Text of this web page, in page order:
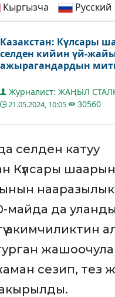
Кыргызча Русский
Казакстан: Күлсары
селден кийин үй-
ажырагандардын
Журналист: ЖАҢЫЛ
21.05.2024, 10:05 30560
селден катуу
Күлсары
нааразылык
да уланды.
акимчиликтин
сезип, тез